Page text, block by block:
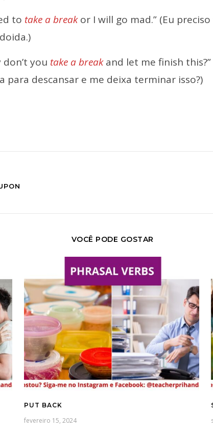
to take a breakor I will go mad.” (Eu
don’t you take a breakand let me finish
para descansar e me deixa terminar isso?)
VOCÊ PODE GOSTAR
PUT BACK
fevereiro 15, 2024